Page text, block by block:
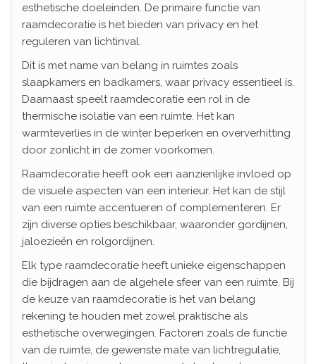
esthetische doeleinden. De primaire functie van
raamdecoratie is het bieden van privacy en het
reguleren van lichtinval.
Dit is met name van belang in ruimtes zoals
slaapkamers en badkamers, waar privacy essentieel is.
Daarnaast speelt raamdecoratie een rol in de
thermische isolatie van een ruimte. Het kan
warmteverlies in de winter beperken en oververhitting
door zonlicht in de zomer voorkomen.
Raamdecoratie heeft ook een aanzienlijke invloed op
de visuele aspecten van een interieur. Het kan de stijl
van een ruimte accentueren of complementeren. Er
zijn diverse opties beschikbaar, waaronder gordijnen,
jaloezieën en rolgordijnen.
Elk type raamdecoratie heeft unieke eigenschappen
die bijdragen aan de algehele sfeer van een ruimte. Bij
de keuze van raamdecoratie is het van belang
rekening te houden met zowel praktische als
esthetische overwegingen. Factoren zoals de functie
van de ruimte, de gewenste mate van lichtregulatie,